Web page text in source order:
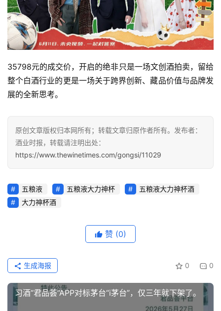
35798元的成交价，开启的绝非只是一场文创酒拍卖，留给
整个白酒行业的更是一场关于跨界创新、藏品价值与品牌发
展的全新思考。
原创文章版权归本网所有；转载文章归原作者所有。发布者：
酒业时报，转载请注明出处：
https://www.thewinetimes.com/gongsi/11029
五粮液 五粮液大力神杯
五粮液大力神杯酒
大力神杯酒
赞 (0)
0 0
生成海报
习酒“君品荟”APP对标茅台“i茅台”，仅三年就下架了。